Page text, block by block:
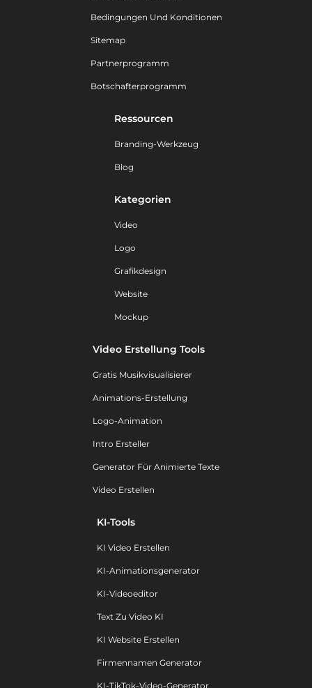
Bedingungen Und Konditionen
Sitemap
Partnerprogramm
Botschafterprogramm
Ressourcen
Branding-Werkzeug
Blog
Kategorien
Video
Logo
Grafikdesign
Website
Mockup
Video Erstellung Tools
Gratis Musikvisualisierer
Animations-Erstellung
Logo-Animation
Intro Ersteller
Generator Für Animierte Texte
Video Erstellen
KI-Tools
KI Video Erstellen
KI-Animationsgenerator
KI-Videoeditor
Text Zu Video KI
KI Website Erstellen
Firmennamen Generator
KI-TikTok-Video-Generator